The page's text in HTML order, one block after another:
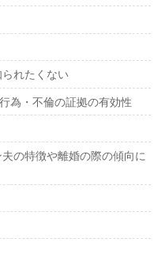
れたくない
為・不倫の証拠の有効性
の特徴や離婚の際の傾向に